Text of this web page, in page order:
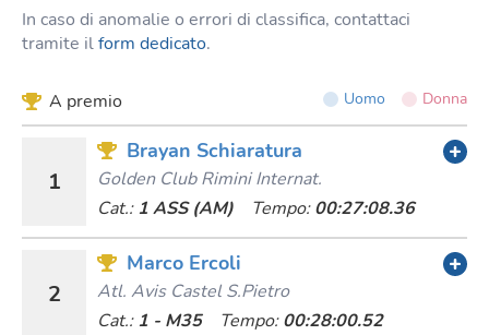
In caso di anomalie o errori di classifica, contattaci
tramite ilform dedicato.
A premio Uomo Donna
1
Brayan Schiaratura
Golden Club Rimini Internat.
Cat.: 1 ASS (AM) Tempo: 00:27:08.36
2
Marco Ercoli
Atl. Avis Castel S.pietro
Cat.: 1 - M35 Tempo: 00:28:00.52